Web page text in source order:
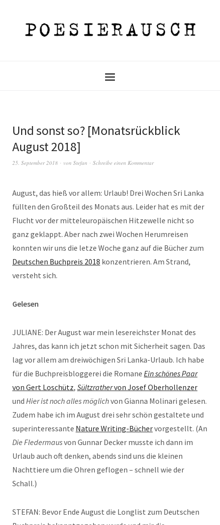
Und sonst so? [Monatsrückblick
August 2018]
25. September 2018 von Stefan Schreibe einen Kommentar
August, das hieß vor allem: Urlaub! Drei Wochen Sri Lanka
füllten den Großteil des Monats aus. Leider hat es mit der
Flucht vor der mitteleuropäischen Hitzewelle nicht so
ganz geklappt. Aber nach zwei Wochen Herumreisen
konnten wir uns die letze Woche ganz auf die Bücher zum
Deutschen Buchpreis 2018 konzentrieren. Am Strand,
versteht sich.
Gelesen
JULIANE: Der August war mein lesereichster Monat des
Jahres, das kann ich jetzt schon mit Sicherheit sagen. Das
lag vor allem am dreiwöchigen Sri Lanka-Urlaub. Ich habe
für die Buchpreisbloggerei die Romane Ein schönes Paar
von Gert Loschütz, Sültzrathervon Josef Oberhollenzer
und Hier ist noch alles möglichvon Gianna Molinari gelesen.
Zudem habe ich im August drei sehr schön gestaltete und
superinteressante Nature Writing-Büchervorgestellt. (An
Die Fledermausvon Gunnar Decker musste ich dann im
Urlaub auch oft denken, abends sind uns die kleinen
Nachttiere um die Ohren geflogen – schnell wie der
Schall.)
STEFAN: Bevor Ende August die Longlist zum Deutschen